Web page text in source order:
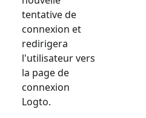
tentative de
connexion et
redirigera
l'utilisateur vers
la page de
connexion
Logto.